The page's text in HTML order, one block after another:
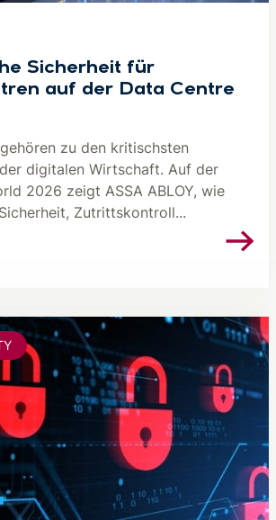
Sicherheit für
auf der Data Centre
zu den kritischsten
digitalen Wirtschaft. Auf der
2026 zeigt ASSA ABLOY, wie
Zutrittskontroll...